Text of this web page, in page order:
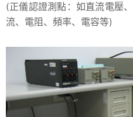
(正儀認證測點：如直流電壓
流、電阻、頻率、電容等)